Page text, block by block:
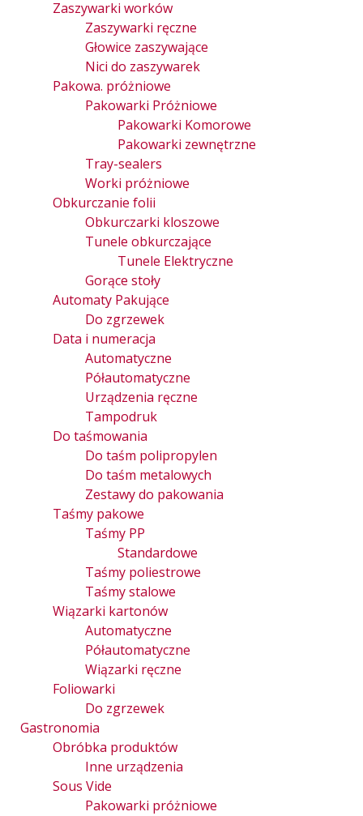
Zaszywarki worków
Zaszywarki ręczne
Głowice zaszywające
Nici do zaszywarek
Pakowa. próżniowe
Pakowarki Próżniowe
Pakowarki Komorowe
Pakowarki zewnętrzne
Tray-sealers
Worki próżniowe
Obkurczanie folii
Obkurczarki kloszowe
Tunele obkurczające
Tunele Elektryczne
Gorące stoły
Automaty Pakujące
Do zgrzewek
Data i numeracja
Automatyczne
Półautomatyczne
Urządzenia ręczne
Tampodruk
Do taśmowania
Do taśm polipropylen
Do taśm metalowych
Zestawy do pakowania
Taśmy pakowe
Taśmy PP
Standardowe
Taśmy poliestrowe
Taśmy stalowe
Wiązarki kartonów
Automatyczne
Półautomatyczne
Wiązarki ręczne
Foliowarki
Do zgrzewek
Gastronomia
Obróbka produktów
Inne urządzenia
Sous Vide
Pakowarki próżniowe